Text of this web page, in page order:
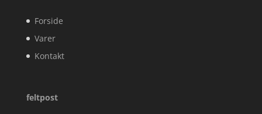
Forside
Varer
Kontakt
feltpost